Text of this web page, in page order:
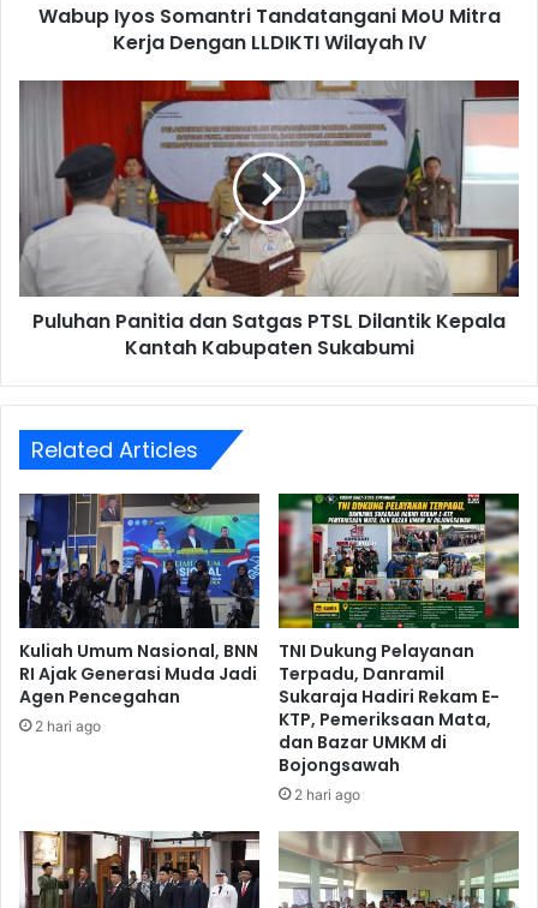
Wabup Iyos Somantri Tandatangani MoU Mitra
Kerja Dengan LLDIKTI Wilayah IV
Puluhan Panitia dan Satgas PTSL Dilantik Kepala
Kantah Kabupaten Sukabumi
Related Articles
Kuliah Umum Nasional, BNN
RI Ajak Generasi Muda Jadi
Agen Pencegahan
2 hari ago
TNI Dukung Pelayanan
Terpadu, Danramil
Sukaraja Hadiri Rekam E-
KTP, Pemeriksaan Mata,
dan Bazar UMKM di
Bojongsawah
2 hari ago